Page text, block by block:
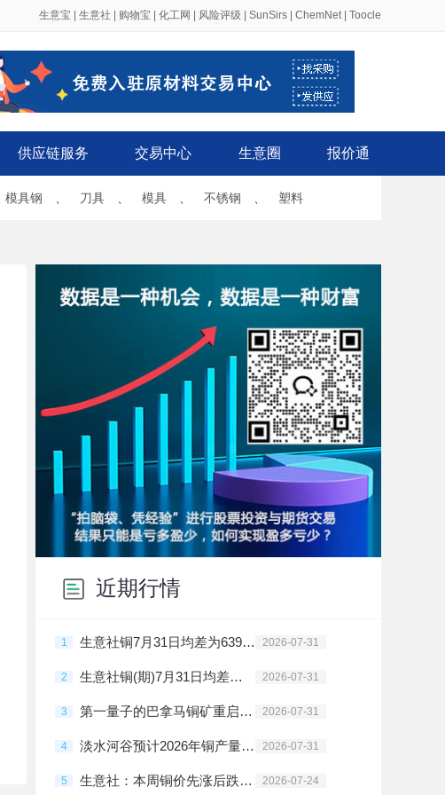
生意宝 生意社 购物宝 化工网 风险评级 SunSirs ChemNet| Toocle
供应链服务 交易中心 生意圈 报价通
模具钢 刀具 模具 不锈钢 塑料
近期行情
1 生意社铜7月31日均差为639.67元/吨 由正向扩大转为缩小 2026-07-31
2 生意社铜(期)7月31日均差为639.67元/吨 由正向扩大转为缩小 2026-07-31
3 第一量子的巴拿马铜矿重启进入倒计时 2026-07-31
4 淡水河谷预计2026年铜产量将在36万吨至38万吨之间 2026-07-31
5 生意社：本周铜价先涨后跌（7.20-7.24） 2026-07-24